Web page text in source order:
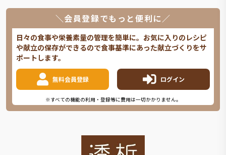
＼会員登録でもっと便利に／
日々の食事や栄養素量の管理を簡単に。お気に入りのレシピ
や献立の保存ができるので食事基準にあった献立づくりをサ
ポートします。
無料会員登録 ログイン
※すべての機能の利用・登録等に費用は一切かかりません。